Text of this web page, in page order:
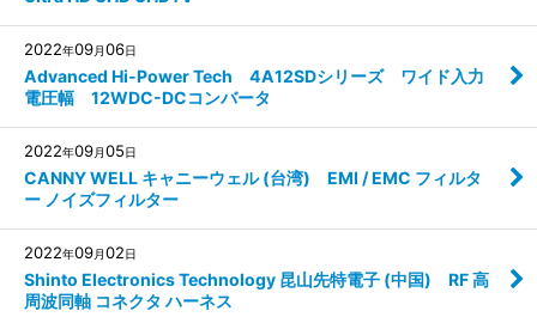
2022年09月06日
Advanced Hi-Power Tech 4A12SDシリーズ ワイド入力
電圧幅 12WDC-DCコンバータ
2022年09月05日
CANNY WELL キャニーウェル (台湾) EMI / EMC フィルタ
ー ノイズフィルター
2022年09月02日
Shinto Electronics Technology 昆山先特電子 (中国) RF 高
周波同軸 コネクタ ハーネス